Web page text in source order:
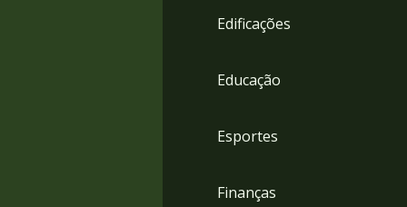
Edificações
Educação
Esportes
Finanças